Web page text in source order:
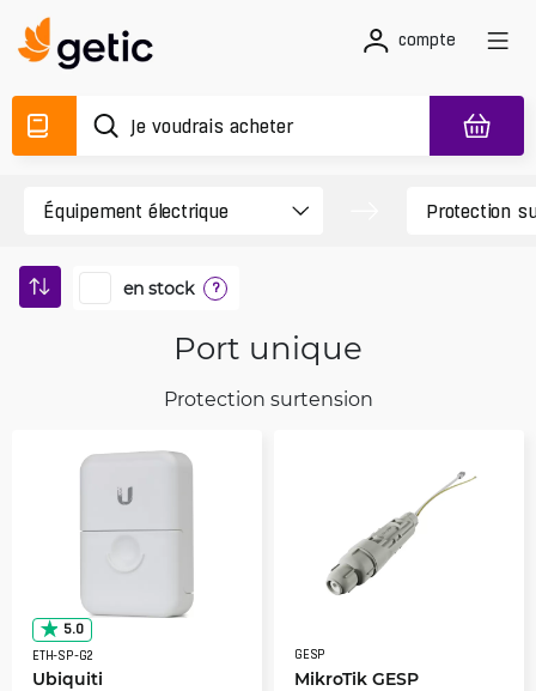
compte
en stock ?
Port unique
Protection surtension
5.0
ETH-SP-G2
Ubiquiti
GESP
MikroTik GESP